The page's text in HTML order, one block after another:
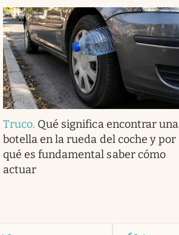
Truco. Qué significa encontrar una
botella en la rueda del coche y por
qué es fundamental saber cómo
actuar